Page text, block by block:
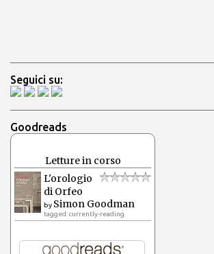
Seguici su:
Goodreads
Letture in corso
L'orologio
di Orfeo
by Simon Goodman
tagged: currently-reading